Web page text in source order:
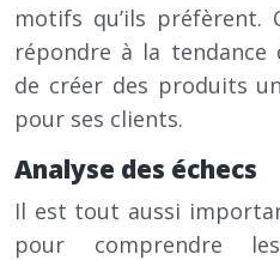
motifs qu’ils préfèrent.
répondre à la tendance
de créer des produits
pour ses clients.
Analyse des échecs
Il est tout aussi
pour comprendre